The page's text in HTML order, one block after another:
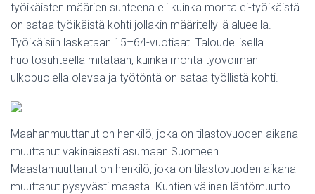
työikäisten määrien suhteena eli kuinka monta ei-työikäistä
on sataa työikäistä kohti jollakin määritellyllä alueella.
Työikäisiin lasketaan 15–64-vuotiaat. Taloudellisella
huoltosuhteella mitataan, kuinka monta työvoiman
ulkopuolella olevaa ja työtöntä on sataa työllistä kohti.
Maahanmuuttanut on henkilö, joka on tilastovuoden aikana
muuttanut vakinaisesti asumaan Suomeen.
Maastamuuttanut on henkilö, joka on tilastovuoden aikana
muuttanut pysyvästi maasta. Kuntien välinen lähtömuutto